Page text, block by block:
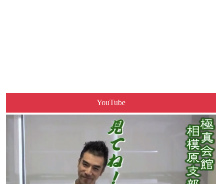
YouTube